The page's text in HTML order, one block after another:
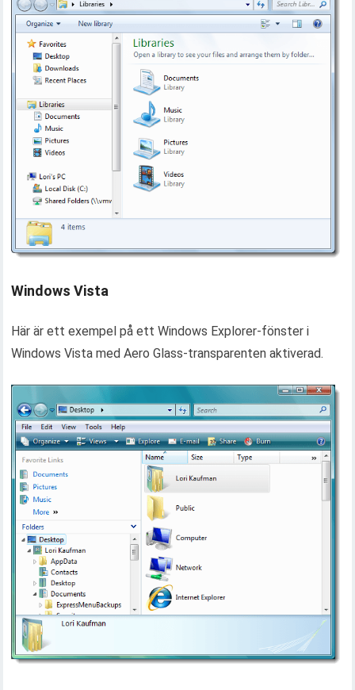
Windows Vista
Här är ett exempel på ett Windows Explorer-fönster i
Windows Vista med Aero Glass-transparenten aktiverad.